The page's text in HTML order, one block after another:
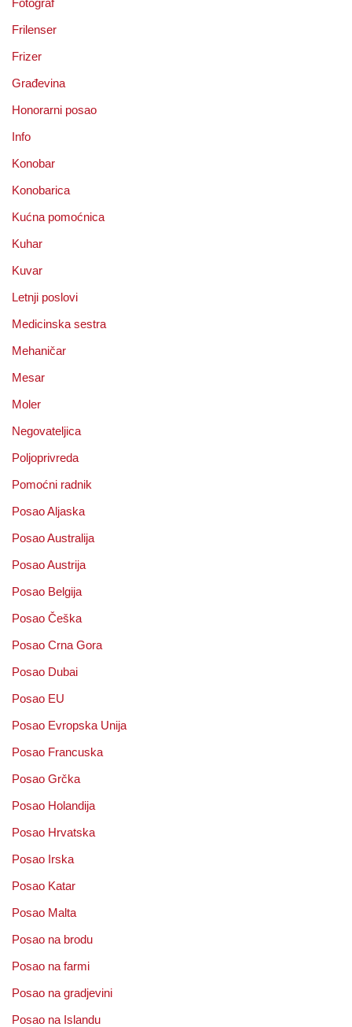
Frilenser
Frizer
Građevina
Honorarni posao
Info
Konobar
Konobarica
Kućna pomoćnica
Kuhar
Kuvar
Letnji poslovi
Medicinska sestra
Mehaničar
Mesar
Moler
Negovateljica
Poljoprivreda
Pomoćni radnik
Posao Aljaska
Posao Australija
Posao Austrija
Posao Belgija
Posao Češka
Posao Crna Gora
Posao Dubai
Posao EU
Posao Evropska Unija
Posao Francuska
Posao Grčka
Posao Holandija
Posao Hrvatska
Posao Irska
Posao Katar
Posao Malta
Posao na brodu
Posao na farmi
Posao na gradjevini
Posao na Islandu